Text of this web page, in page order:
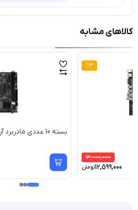
کالاهای مشابه
بسته 10 عددی مادربرد آرک تک H61M-EL
3
%
13,000,000
12,599,000تومان